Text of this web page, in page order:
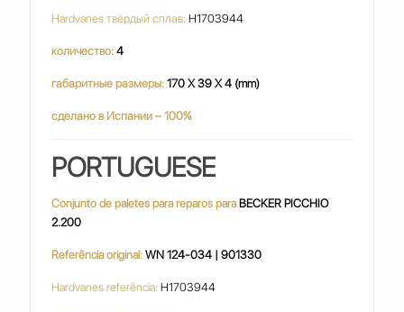
Hardvanes твёрдый сплав:H1703944
количество:4
габаритные размеры:170 X 39 X 4 (mm)
сделано в Испании – 100%
PORTUGUESE
Conjunto de paletes para reparos para BECKER PICCHIO
2.200
Referência original: WN 124-034 | 901330
Hardvanes referência:H1703944